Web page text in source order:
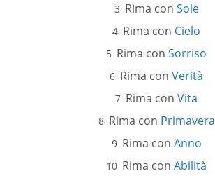
Rima con Sole
Rima con Cielo
Rima con Sorriso
Rima con Verità
Rima con Vita
Rima con Primavera
Rima con Anno
Rima con Abilità